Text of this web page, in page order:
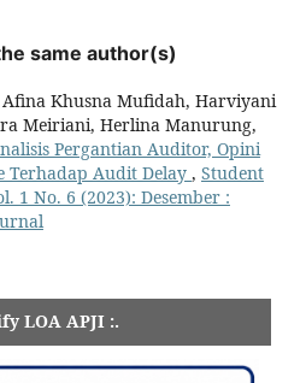
same author(s)
Khusna Mufidah, Harviyani
Meiriani, Herlina Manurung,
Pergantian Auditor, Opini
Terhadap Audit Delay , Student
1 No. 6 (2023): Desember :
LOA APJI :.